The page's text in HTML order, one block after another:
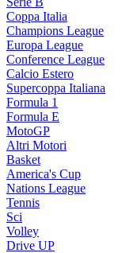
Coppa Italia
Champions League
Europa League
Conference League
Calcio Estero
Supercoppa Italiana
Formula 1
Formula E
MotoGP
Altri Motori
Basket
America's Cup
Nations League
Tennis
Sci
Volley
Drive UP